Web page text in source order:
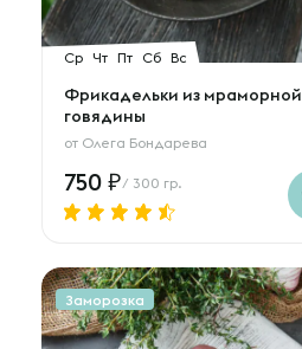
Ср Чт Пт Сб Вс
Фрикадельки из мраморной
говядины
от Олега Бондарева
750 / 300 гр.
Заморозка